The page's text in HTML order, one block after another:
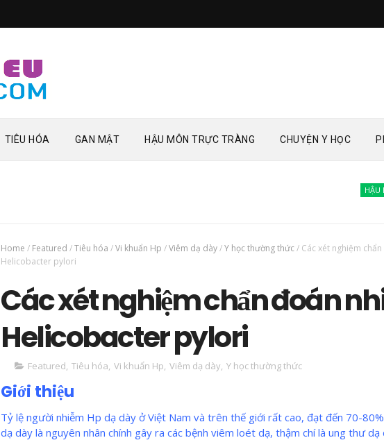
TIÊU HÓA GAN MẬT HẬU MÔN TRỰC TRÀNG CHUYỆN Y HỌC
HẬU MÔN
Home / Featured /Tiêu hóa /Vi khuẩn Hp /Viêm dạ dày/Y học thường thức/ Các xét nghiệm
Helicobacter pylori
Các xét nghiệm chẩn đoán
Helicobacter pylori
Featured, Tiêu hóa, Vi khuẩn Hp, Viêm dạ dày, Y học thường thức
Giới thiệu
Tỷ lệ người nhiễm Hp dạ dày ở Việt Nam và trên thế giới rất cao, đạt đến 70-
dạ dày là nguyên nhân chính gây ra các bệnh viêm loét dạ, thậm chí là ung thư dạ